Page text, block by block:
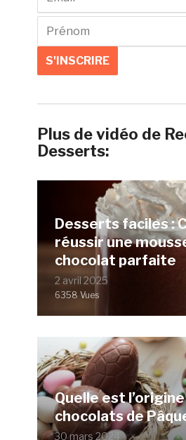
Plus de vidéo de
Desserts:
Desserts faciles :
réussir une
chocolat parfaite
2 avril 2025
6358 Vues
Quelle est
chocolats de
30 mars 2024